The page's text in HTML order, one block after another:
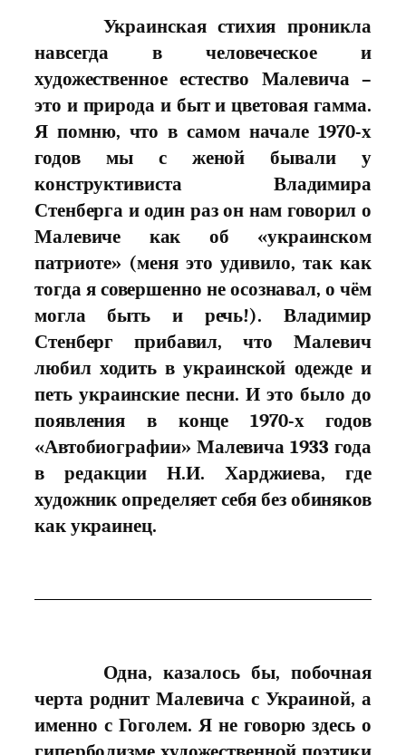
Украинская стихия проникла
навсегда в человеческое и
художественное естество Малевича –
это и природа и быт и цветовая гамма.
Я помню, что в самом начале 1970-х
годов мы с женой бывали у
конструктивиста Владимира
Стенберга и один раз он нам говорил о
Малевиче как об «украинском
патриоте» (меня это удивило, так как
тогда я совершенно не осознавал, о чём
могла быть и речь!). Владимир
Стенберг прибавил, что Малевич
любил ходить в украинcкой одежде и
петь украинские песни. И это было до
появления в конце 1970-х годов
«Автобиографии» Малевича 1933 года
в редакции Н.И.
Харджиева, где
художник определяет себя без обиняков
как укрaинец.
Одна, казалось бы, побочная
черта роднит Малевича с Украиной, а
именно с Гоголем. Я не говорю здесь о